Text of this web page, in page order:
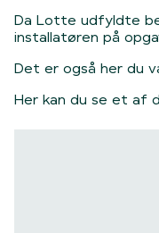
Da Lotte udfyldte
installatøren på
Det er også her du
Her kan du se et af